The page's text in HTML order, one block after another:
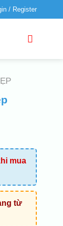
/ Register
mua
từ